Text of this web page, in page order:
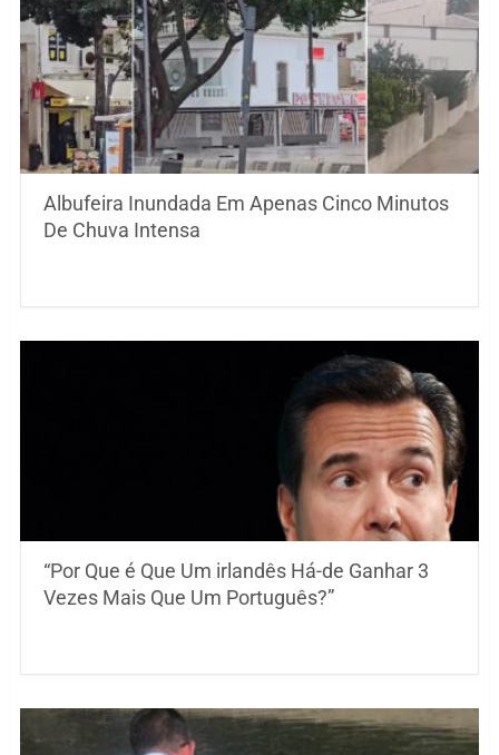
Albufeira Inundada Em Apenas Cinco Minutos
De Chuva Intensa
“Por Que é Que Um irlandês Há-de Ganhar 3
Vezes Mais Que Um Português?”